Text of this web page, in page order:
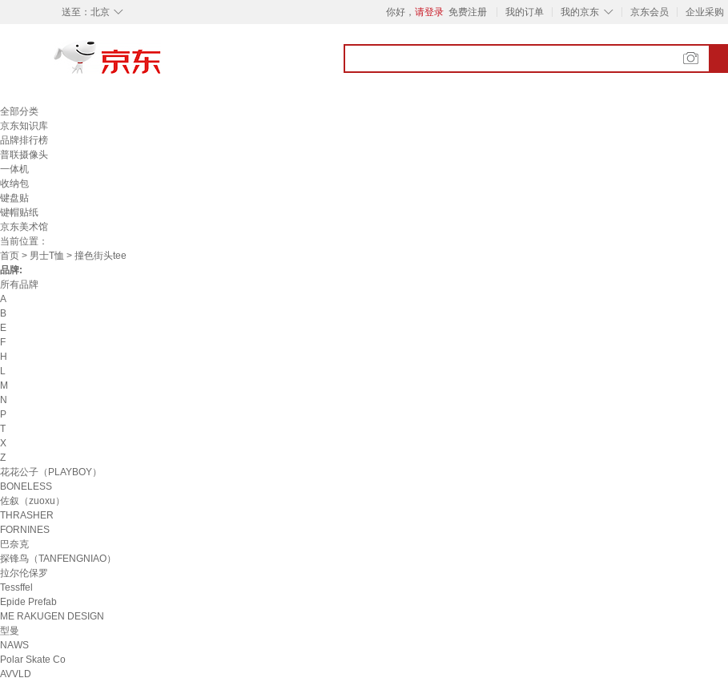
◇
送至： 北京 你好， 请登录 免费注册 我的订单 ◇
我的京东 京东会员 企业采购
全部分类
京东知识库
品牌排行榜
普联摄像头
一体机
收纳包
键盘贴
键帽贴纸
京东美术馆
当前位置：
首页 > 男士T恤 > 撞色街头tee
品牌:
所有品牌
A
B
E
F
H
L
M
N
P
T
X
Z
花花公子（PLAYBOY）
BONELESS
佐叙（zuoxu）
THRASHER
FORNINES
巴奈克
探锋鸟（TANFENGNIAO）
拉尔伦保罗
Tessffel
Epide Prefab
ME RAKUGEN DESIGN
型曼
NAWS
Polar Skate Co
AVVLD